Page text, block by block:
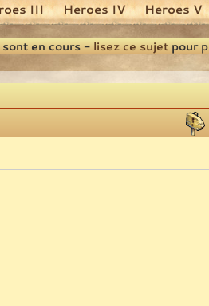
III Heroes IV Heroes V
sont en cours -lisez ce sujetpour